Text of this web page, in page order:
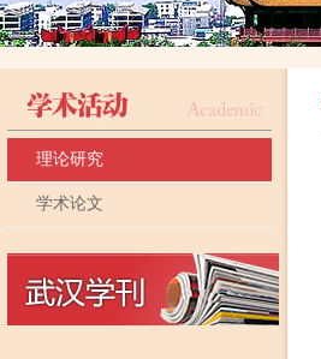
理论研究
学术论文